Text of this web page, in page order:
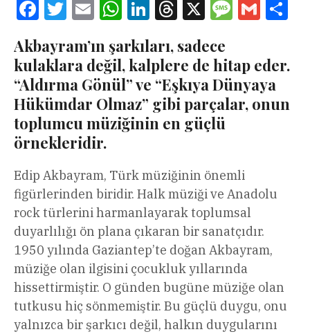
FacebookTwitterEmail WhatsAppLinkedInThreads
X Message
Gmail
Akbayram’ın şarkıları, sadece
kulaklara değil, kalplere de hitap eder.
“Aldırma Gönül” ve “Eşkıya Dünyaya
Hükümdar Olmaz” gibi parçalar, onun
toplumcu müziğinin en güçlü
örnekleridir.
Edip Akbayram, Türk müziğinin önemli
figürlerinden biridir. Halk müziği ve Anadolu
rock türlerini harmanlayarak toplumsal
duyarlılığı ön plana çıkaran bir sanatçıdır.
1950 yılında Gaziantep’te doğan Akbayram,
müziğe olan ilgisini çocukluk yıllarında
hissettirmiştir. O günden bugüne müziğe olan
tutkusu hiç sönmemiştir. Bu güçlü duygu, onu
yalnızca bir şarkıcı değil, halkın duygularını